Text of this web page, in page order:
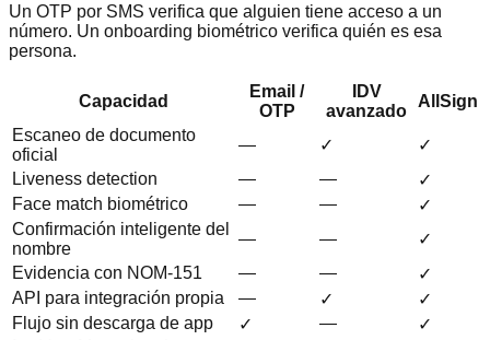
Un OTP por SMS verifica que alguien tiene acceso a un
número. Un onboarding biométrico verifica quién es esa
persona.
Capacidad
Email /
OTP
IDV
avanzado
AllSign
Escaneo de documento
oficial
— ✓
✓
Liveness detection
— —
✓
Face match biométrico
— —
✓
Confirmación inteligente del
nombre
— —
✓
Evidencia con NOM-151
— —
✓
API para integración propia
— ✓
✓
Flujo sin descarga de app
✓ —
✓